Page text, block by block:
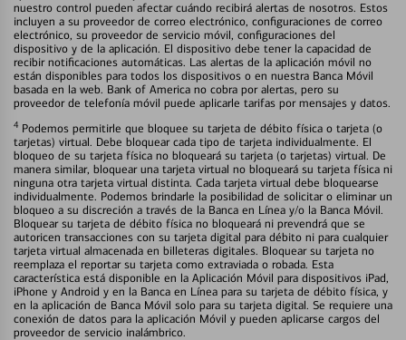
nuestro control pueden afectar cuándo recibirá alertas de nosotros. Estos
incluyen a su proveedor de correo electrónico, configuraciones de correo
electrónico, su proveedor de servicio móvil, configuraciones del
dispositivo y de la aplicación. El dispositivo debe tener la capacidad de
recibir notificaciones automáticas. Las alertas de la aplicación móvil no
están disponibles para todos los dispositivos o en nuestra Banca Móvil
basada en la web. Bank of America no cobra por alertas, pero su
proveedor de telefonía móvil puede aplicarle tarifas por mensajes y datos.
4 Podemos permitirle que bloquee su tarjeta de débito física o tarjeta (o
tarjetas) virtual. Debe bloquear cada tipo de tarjeta individualmente. El
bloqueo de su tarjeta física no bloqueará su tarjeta (o tarjetas) virtual. De
manera similar, bloquear una tarjeta virtual no bloqueará su tarjeta física ni
ninguna otra tarjeta virtual distinta. Cada tarjeta virtual debe bloquearse
individualmente. Podemos brindarle la posibilidad de solicitar o eliminar un
bloqueo a su discreción a través de la Banca en Línea y/o la Banca Móvil.
Bloquear su tarjeta de débito física no bloqueará ni prevendrá que se
autoricen transacciones con su tarjeta digital para débito ni para cualquier
tarjeta virtual almacenada en billeteras digitales. Bloquear su tarjeta no
reemplaza el reportar su tarjeta como extraviada o robada. Esta
característica está disponible en la Aplicación Móvil para dispositivos iPad,
iPhone y Android y en la Banca en Línea para su tarjeta de débito física, y
en la aplicación de Banca Móvil solo para su tarjeta digital. Se requiere una
conexión de datos para la aplicación Móvil y pueden aplicarse cargos del
proveedor de servicio inalámbrico.